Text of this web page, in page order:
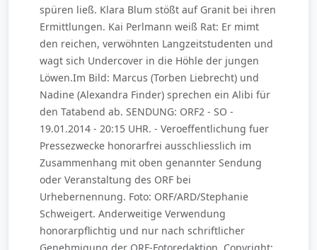
spüren ließ. Klara Blum stößt auf Granit bei ihren
Ermittlungen. Kai Perlmann weiß Rat: Er mimt
den reichen, verwöhnten Langzeitstudenten und
wagt sich Undercover in die Höhle der jungen
Löwen.Im Bild: Marcus (Torben Liebrecht) und
Nadine (Alexandra Finder) sprechen ein Alibi für
den Tatabend ab. SENDUNG: ORF2 - SO -
19.01.2014 - 20:15 UHR. - Veroeffentlichung fuer
Pressezwecke honorarfrei ausschliesslich im
Zusammenhang mit oben genannter Sendung
oder Veranstaltung des ORF bei
Urhebernennung. Foto: ORF/ARD/Stephanie
Schweigert. Anderweitige Verwendung
honorarpflichtig und nur nach schriftlicher
Genehmigung der ORF-Fotoredaktion. Copyright: